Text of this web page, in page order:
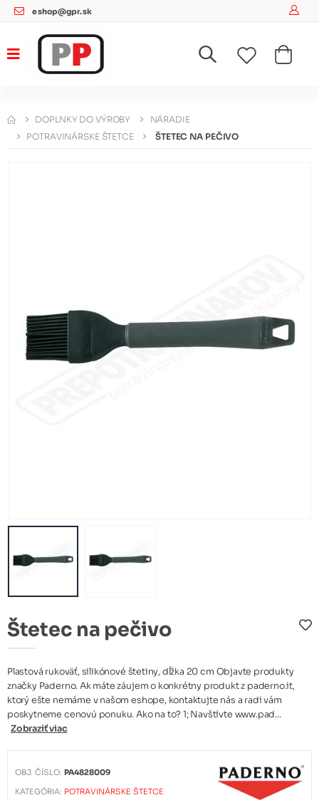
eshop@gpr.sk
DOPLNKY DO VÝROBY
NÁRADIE
POTRAVINÁRSKE ŠTETCE
ŠTETEC NA PEČIVO
Štetec na pečivo
Plastová rukoväť, silikónové štetiny, dĺžka 20 cm Objavte produkty
značky Paderno. Ak máte záujem o konkrétny produkt z paderno.it,
ktorý ešte nemáme v našom eshope, kontaktujte nás a radi vám
poskytneme cenovú ponuku. Ako na to? 1; Navštívte www.pad...
Zobraziť viac
OBJ. ČÍSLO: PA4828009
KATEGÓRIA: POTRAVINÁRSKE ŠTETCE